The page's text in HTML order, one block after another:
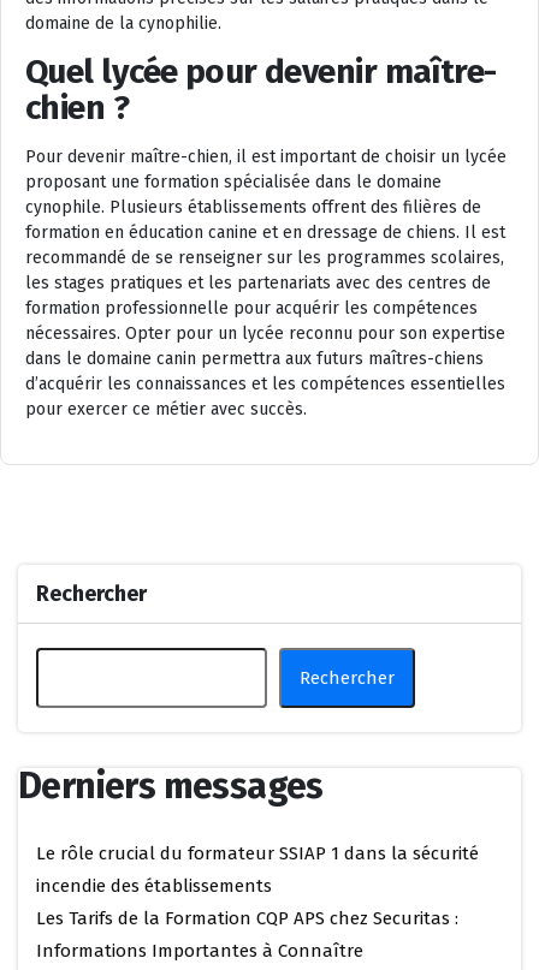
domaine de la cynophilie.
Quel lycée pour devenir maître-
chien ?
Pour devenir maître-chien, il est important de choisir un lycée
proposant une formation spécialisée dans le domaine
cynophile. Plusieurs établissements offrent des filières de
formation en éducation canine et en dressage de chiens. Il est
recommandé de se renseigner sur les programmes scolaires,
les stages pratiques et les partenariats avec des centres de
formation professionnelle pour acquérir les compétences
nécessaires. Opter pour un lycée reconnu pour son expertise
dans le domaine canin permettra aux futurs maîtres-chiens
d’acquérir les connaissances et les compétences essentielles
pour exercer ce métier avec succès.
Rechercher
Rechercher
Derniers messages
Le rôle crucial du formateur SSIAP 1 dans la sécurité
incendie des établissements
Les Tarifs de la Formation CQP APS chez Securitas :
Informations Importantes à Connaître